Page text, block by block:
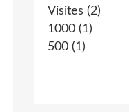
Visites (2)
1000 (1)
500 (1)